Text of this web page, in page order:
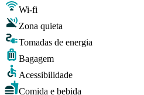
Wi-fi
Zona quieta
Tomadas de energia
Bagagem
Acessibilidade
Comida e bebida